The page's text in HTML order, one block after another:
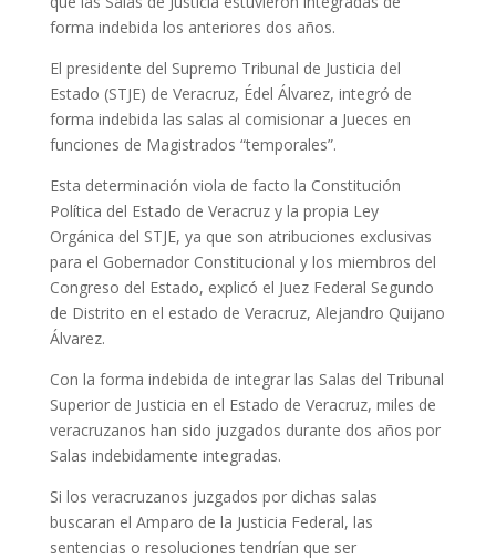
forma indebida los anteriores dos años.
El presidente del Supremo Tribunal de Justicia del
Estado (STJE) de Veracruz, Édel Álvarez, integró de
forma indebida las salas al comisionar a Jueces en
funciones de Magistrados “temporales”.
Esta determinación viola de facto la Constitución
Política del Estado de Veracruz y la propia Ley
Orgánica del STJE, ya que son atribuciones exclusivas
para el Gobernador Constitucional y los miembros del
Congreso del Estado, explicó el Juez Federal Segundo
de Distrito en el estado de Veracruz, Alejandro Quijano
Álvarez.
Con la forma indebida de integrar las Salas del Tribunal
Superior de Justicia en el Estado de Veracruz, miles de
veracruzanos han sido juzgados durante dos años por
Salas indebidamente integradas.
Si los veracruzanos juzgados por dichas salas
buscaran el Amparo de la Justicia Federal, las
sentencias o resoluciones tendrían que ser